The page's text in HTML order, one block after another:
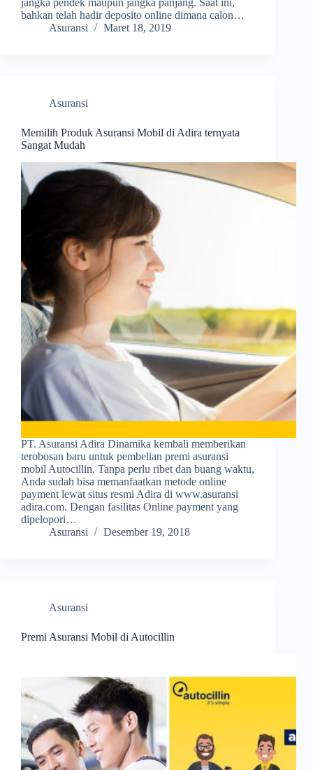
jangka pendek maupun jangka panjang. Saat ini,
bahkan telah hadir deposito online dimana calon…
Asuransi
Maret 18, 2019
Asuransi
Memilih Produk Asuransi Mobil di Adira ternyata
Sangat Mudah
PT. Asuransi Adira Dinamika kembali memberikan
terobosan baru untuk pembelian premi asuransi
mobil Autocillin. Tanpa perlu ribet dan buang waktu,
Anda sudah bisa memanfaatkan metode online
payment lewat situs resmi Adira di www.asuransi
adira.com. Dengan fasilitas Online payment yang
dipelopori…
Asuransi
Desember 19, 2018
Asuransi
Premi Asuransi Mobil di Autocillin